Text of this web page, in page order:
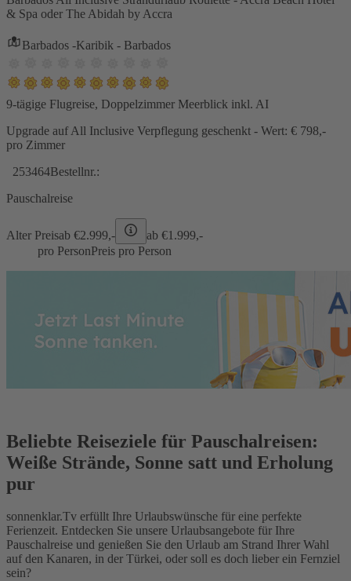
& Spa oder The Abidah by Accra
Barbados -Karibik - Barbados
9-tägige Flugreise, Doppelzimmer Meerblick inkl. AI
Upgrade auf All Inclusive Verpflegung geschenkt - Wert: € 798,-
pro Zimmer
253464Bestellnr.:
Pauschalreise
Alter Preisab €2.999,- ab €1.999,-
pro PersonPreis pro Person
Beliebte Reiseziele für Pauschalreisen:
Weiße Strände, Sonne satt und Erholung
pur
sonnenklar.Tv erfüllt Ihre Urlaubswünsche für eine perfekte
Ferienzeit. Entdecken Sie unsere Urlaubsangebote für Ihre
Pauschalreise und genießen Sie den Urlaub am Strand Ihrer Wahl
auf den Kanaren, in der Türkei, oder soll es doch lieber ein Fernziel
sein?